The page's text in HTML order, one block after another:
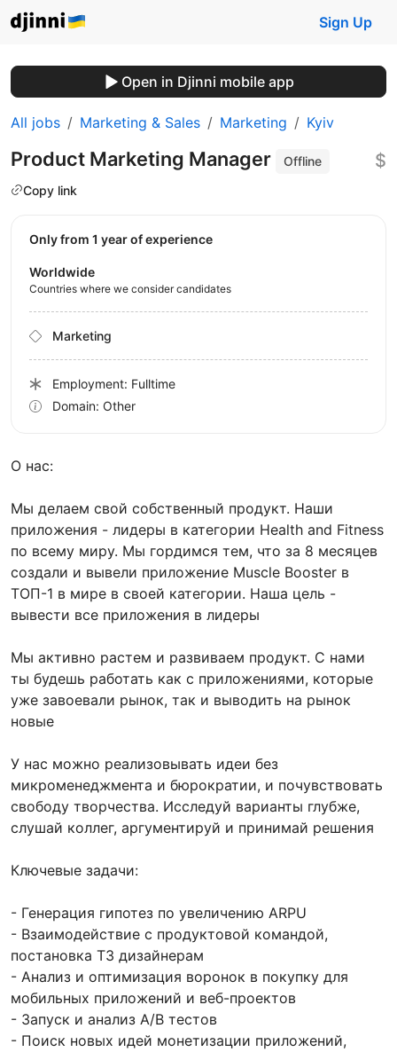
Sign Up
Open in Djinni mobile app
All jobs Marketing & Sales Marketing Kyiv
Product Marketing Manager
Offline
Copy link
$
О нас:
Мы делаем свой собственный продукт. Наши
приложения - лидеры в категории Health and Fitness
по всему миру. Мы гордимся тем, что за 8 месяцев
создали и вывели приложение Muscle Booster в
ТОП-1 в мире в своей категории. Наша цель -
вывести все приложения в лидеры
Мы активно растем и развиваем продукт. С нами
ты будешь работать как с приложениями, которые
уже завоевали рынок, так и выводить на рынок
новые
У нас можно реализовывать идеи без
микроменеджмента и бюрократии, и почувствовать
свободу творчества. Исследуй варианты глубже,
слушай коллег, аргументируй и принимай решения
Ключевые задачи:
- Генерация гипотез по увеличению ARPU
- Взаимодействие с продуктовой командой,
постановка ТЗ дизайнерам
- Анализ и оптимизация воронок в покупку для
мобильных приложений и веб-проектов
- Запуск и анализ A/B тестов
- Поиск новых идей монетизации приложений,
Only from 1 year of experience
Worldwide
Countries where we consider candidates
Marketing
Employment: Fulltime
Domain: Other